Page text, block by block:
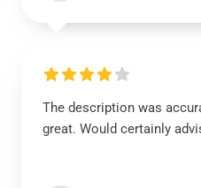
The description was
great. Would certainly